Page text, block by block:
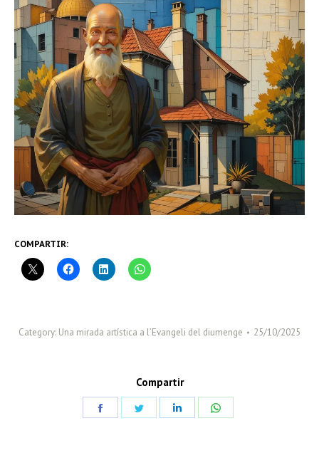
COMPARTIR:
Category: Una mirada artística a l’Evangeli del diumenge 25/10/2025
Compartir